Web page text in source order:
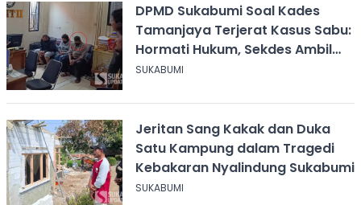
DPMD Sukabumi Soal Kades
Tamanjaya Terjerat Kasus Sabu:
Hormati Hukum, Sekdes Ambil
Alih Pelayanan
SUKABUMI
Jeritan Sang Kakak dan Duka
Satu Kampung dalam Tragedi
Kebakaran Nyalindung Sukabumi
SUKABUMI